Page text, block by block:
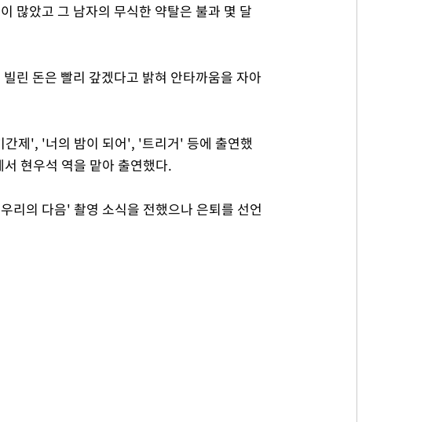
Mute
많았고 그 남자의 무식한 약탈은 불과 몇 달
린 돈은 빨리 갚겠다고 밝혀 안타까움을 자아
제', '너의 밤이 되어', '트리거' 등에 출연했
현우석 역을 맡아 출연했다.
리의 다음' 촬영 소식을 전했으나 은퇴를 선언